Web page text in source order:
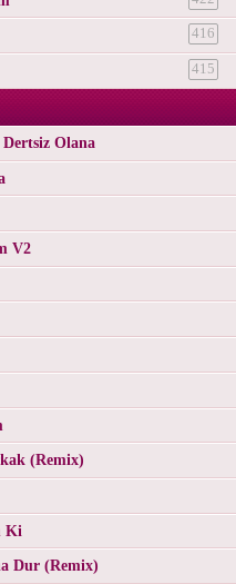
416
415
Olana
V2
(Remix)
Ki
Dur (Remix)